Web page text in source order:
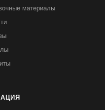
материалы